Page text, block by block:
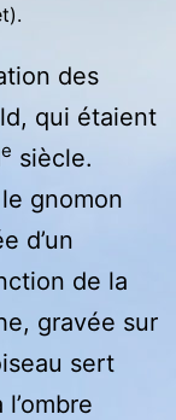
des
qui étaient
e siècle.
gnomon
d’un
de la
gravée sur
sert